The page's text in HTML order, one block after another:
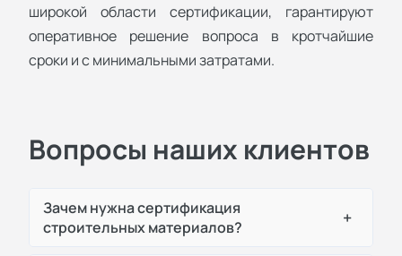
широкой области сертификации, гарантируют
оперативное решение вопроса в кротчайшие
сроки и с минимальными затратами.
Вопросы наших клиентов
Зачем нужна сертификация
строительных материалов?
+